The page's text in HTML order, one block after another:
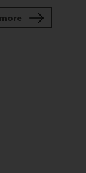
on you!
about Visit